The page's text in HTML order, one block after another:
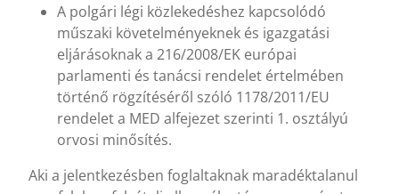
A polgári légi közlekedéshez kapcsolódó
műszaki követelményeknek és igazgatási
eljárásoknak a 216/2008/EK európai
parlamenti és tanácsi rendelet értelmében
történő rögzítéséről szóló 1178/2011/EU
rendelet a MED alfejezet szerinti 1. osztályú
orvosi minősítés.
Aki a jelentkezésben foglaltaknak maradéktalanul